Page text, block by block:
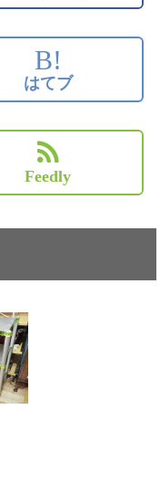
B!
はてブ
Feedly